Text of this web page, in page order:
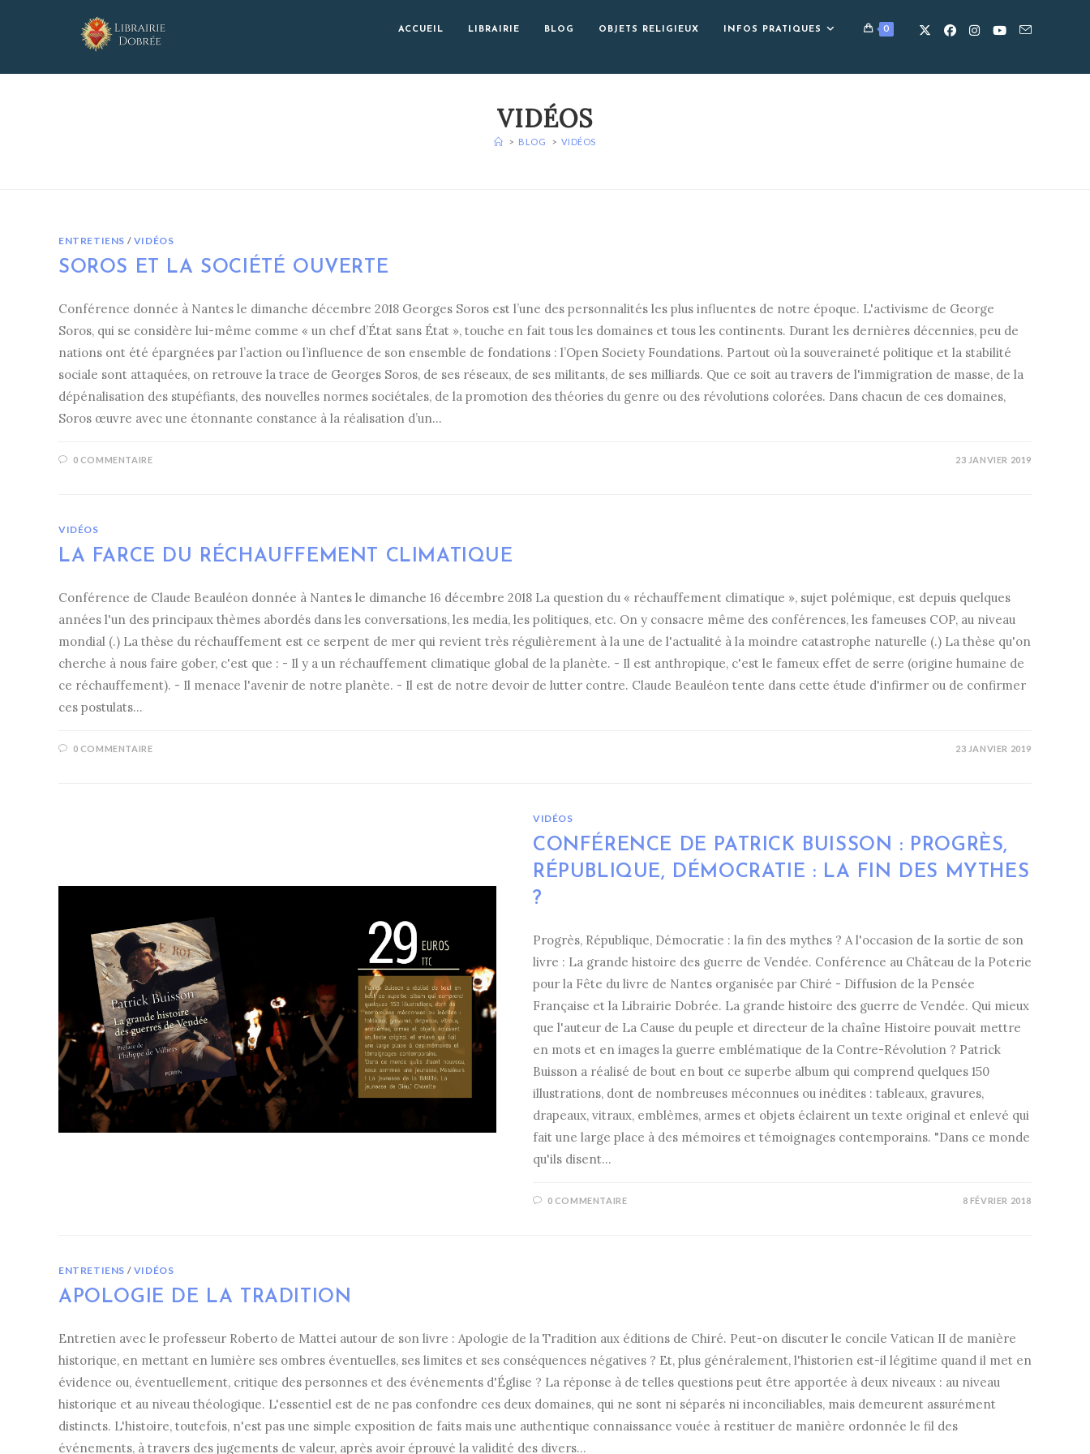
ACCUEIL LIBRAIRIE BLOG OBJETS RELIGIEUX INFOS PRATIQUES 0
VIDÉOS
> BLOG > VIDÉOS
ENTRETIENS / VIDÉOS
SOROS ET LA SOCIÉTÉ OUVERTE
Conférence donnée à Nantes le dimanche décembre 2018 Georges Soros est l’une des personnalités les plus influentes de notre époque. L'activisme de George
Soros, qui se considère lui-même comme « un chef d’État sans État », touche en fait tous les domaines et tous les continents. Durant les dernières décennies, peu de
nations ont été épargnées par l’action ou l’influence de son ensemble de fondations : l’Open Society Foundations. Partout où la souveraineté politique et la stabilité
sociale sont attaquées, on retrouve la trace de Georges Soros, de ses réseaux, de ses militants, de ses milliards. Que ce soit au travers de l'immigration de masse, de la
dépénalisation des stupéfiants, des nouvelles normes sociétales, de la promotion des théories du genre ou des révolutions colorées. Dans chacun de ces domaines,
Soros œuvre avec une étonnante constance à la réalisation d’un…
0 COMMENTAIRE 23 JANVIER 2019
VIDÉOS
LA FARCE DU RÉCHAUFFEMENT CLIMATIQUE
Conférence de Claude Beauléon donnée à Nantes le dimanche 16 décembre 2018 La question du « réchauffement climatique », sujet polémique, est depuis quelques
années l'un des principaux thèmes abordés dans les conversations, les media, les politiques, etc. On y consacre même des conférences, les fameuses COP, au niveau
mondial (.) La thèse du réchauffement est ce serpent de mer qui revient très régulièrement à la une de l'actualité à la moindre catastrophe naturelle (.) La thèse qu'on
cherche à nous faire gober, c'est que : - Il y a un réchauffement climatique global de la planète. - Il est anthropique, c'est le fameux effet de serre (origine humaine de
ce réchauffement). - Il menace l'avenir de notre planète. - Il est de notre devoir de lutter contre. Claude Beauléon tente dans cette étude d'infirmer ou de confirmer
ces postulats…
0 COMMENTAIRE 23 JANVIER 2019
VIDÉOS
CONFÉRENCE DE PATRICK BUISSON : PROGRÈS,
RÉPUBLIQUE, DÉMOCRATIE : LA FIN DES MYTHES
?
Progrès, République, Démocratie : la fin des mythes ? A l'occasion de la sortie de son
livre : La grande histoire des guerre de Vendée. Conférence au Château de la Poterie
pour la Fête du livre de Nantes organisée par Chiré - Diffusion de la Pensée
Française et la Librairie Dobrée. La grande histoire des guerre de Vendée. Qui mieux
que l'auteur de La Cause du peuple et directeur de la chaîne Histoire pouvait mettre
en mots et en images la guerre emblématique de la Contre-Révolution ? Patrick
Buisson a réalisé de bout en bout ce superbe album qui comprend quelques 150
illustrations, dont de nombreuses méconnues ou inédites : tableaux, gravures,
drapeaux, vitraux, emblèmes, armes et objets éclairent un texte original et enlevé qui
fait une large place à des mémoires et témoignages contemporains. "Dans ce monde
qu'ils disent…
0 COMMENTAIRE 8 FÉVRIER 2018
ENTRETIENS / VIDÉOS
APOLOGIE DE LA TRADITION
Entretien avec le professeur Roberto de Mattei autour de son livre : Apologie de la Tradition aux éditions de Chiré. Peut-on discuter le concile Vatican II de manière
historique, en mettant en lumière ses ombres éventuelles, ses limites et ses conséquences négatives ? Et, plus généralement, l'historien est-il légitime quand il met en
évidence ou, éventuellement, critique des personnes et des événements d'Église ? La réponse à de telles questions peut être apportée à deux niveaux : au niveau
historique et au niveau théologique. L'essentiel est de ne pas confondre ces deux domaines, qui ne sont ni séparés ni inconciliables, mais demeurent assurément
distincts. L'histoire, toutefois, n'est pas une simple exposition de faits mais une authentique connaissance vouée à restituer de manière ordonnée le fil des
événements, à travers des jugements de valeur, après avoir éprouvé la validité des divers…